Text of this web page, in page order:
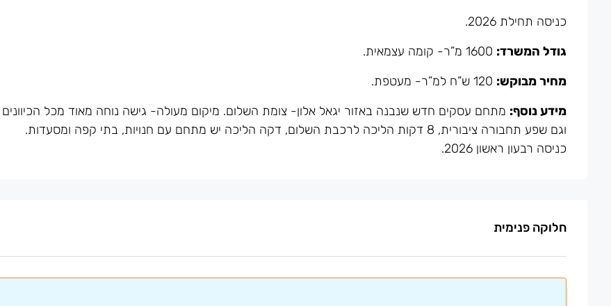
כניסה תחילת 2026.
גודל המשרד:
מחיר מבוקש:
מידע נוסף: מתחם עסקים חדש שנבנה באזור יגאל אלון- צומת השלום. מיקום מעולה- גישה נוחה מאוד מכל הכיוונים
וגם שפע תחבורה ציבורית, 8 דקות הליכה לרכבת השלום, דקה הליכה יש מתחם עם חנויות, בתי קפה ומסעדות.
כניסה רבעון ראשון 2026.
חלוקה פנימית